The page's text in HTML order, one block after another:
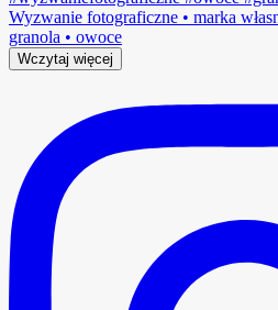
Wczytaj więcej